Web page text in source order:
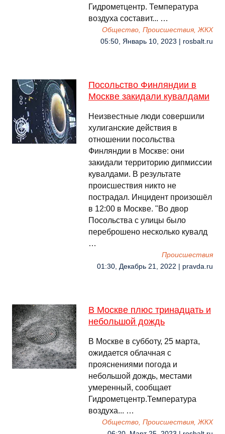
Гидрометцентр. Температура
воздуха составит... …
Общество, Происшествия, ЖКХ
05:50, Январь 10, 2023 | rosbalt.ru
Посольство Финляндии в
Москве закидали кувалдами
Неизвестные люди совершили
хулиганские действия в
отношении посольства
Финляндии в Москве: они
закидали территорию дипмиссии
кувалдами. В результате
происшествия никто не
пострадал. Инцидент произошёл
в 12:00 в Москве. "Во двор
Посольства с улицы было
переброшено несколько кувалд
…
Происшествия
01:30, Декабрь 21, 2022 | pravda.ru
В Москве плюс тринадцать и
небольшой дождь
В Москве в субботу, 25 марта,
ожидается облачная с
прояснениями погода и
небольшой дождь, местами
умеренный, сообщает
Гидрометцентр.Температура
воздуха... …
Общество, Происшествия, ЖКХ